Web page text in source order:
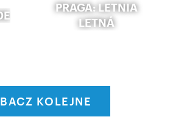
PRAGA: LETNIA
LETNÁ
KOLEJNE